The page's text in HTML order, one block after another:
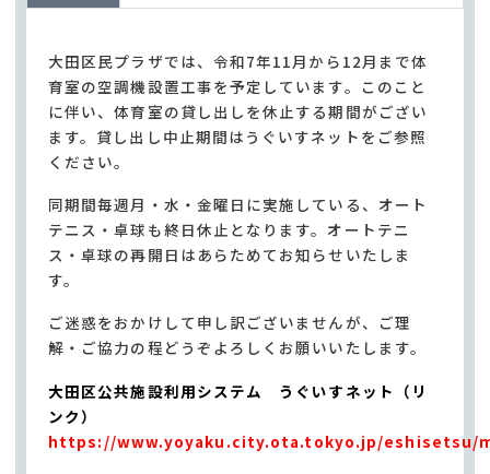
大田区民プラザでは、令和7年11月から12月まで体
育室の空調機設置工事を予定しています。このこと
に伴い、体育室の貸し出しを休止する期間がござい
ます。貸し出し中止期間はうぐいすネットをご参照
ください。
同期間毎週月・水・金曜日に実施している、オート
テニス・卓球も終日休止となります。オートテニ
ス・卓球の再開日はあらためてお知らせいたしま
す。
ご迷惑をおかけして申し訳ございませんが、ご理
解・ご協力の程どうぞよろしくお願いいたします。
大田区公共施設利用システム うぐいすネット（リ
ンク）
https://www.yoyaku.city.ota.tokyo.jp/eshisetsu/